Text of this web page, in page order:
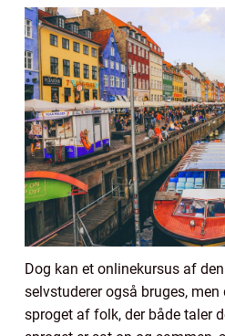
Dog kan et onlinekursus af
selvstuderer også bruges,
sproget af folk, der både taler